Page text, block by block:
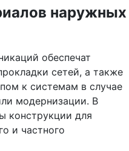
наружных
обеспечат
сетей, а также
к системам в случае
модернизации. В
конструкции для
и частного